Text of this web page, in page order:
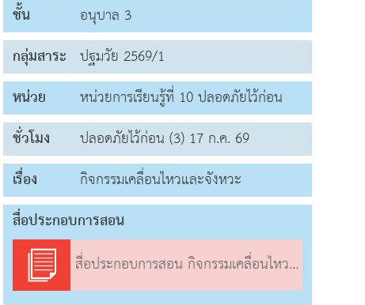
ชั้น
อนุบาล 3
กลุ่มสาระ ปฐมวัย 2569/1
หน่วย
หน่วยการเรียนรู้ที่ 10 ปลอดภัยไว้ก่อน
ชั่วโมง
ปลอดภัยไว้ก่อน (3) 17 ก.ค. 69
เรื่อง
กิจกรรมเคลื่อนไหวและจังหวะ
สื่อประกอบการสอน
สื่อประกอบการสอน กิจกรรมเคลื่อนไหวและจังหวะ